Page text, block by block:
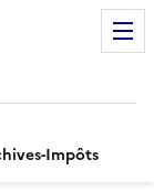
Impôts